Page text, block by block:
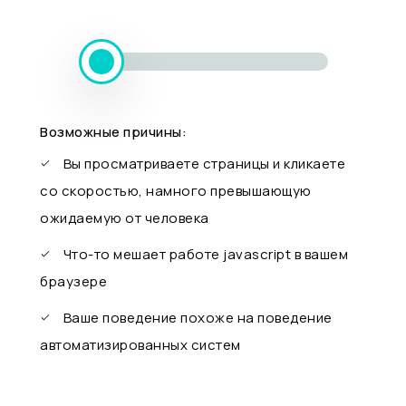
Возможные причины:
Вы просматриваете страницы и кликаете
со скоростью, намного превышающую
ожидаемую от человека
Что-то мешает работе javascript в вашем
браузере
Ваше поведение похоже на поведение
автоматизированных систем